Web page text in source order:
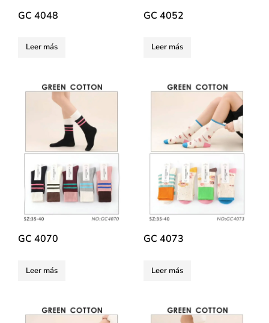
GC 4048
Leer más
GC 4052
Leer más
GC 4070
Leer más
GC 4073
Leer más